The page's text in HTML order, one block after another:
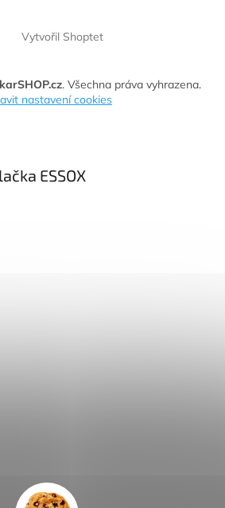
Vytvořil Shoptet
. Všechna práva vyhrazena.
nastavení cookies
ESSOX